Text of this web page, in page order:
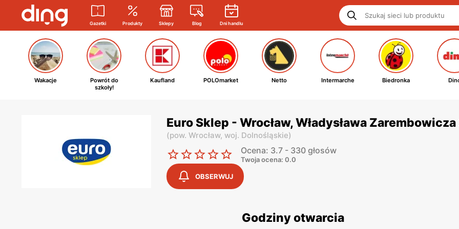
Gazetki Produkty Sklepy Blog Dni handlu
Wakacje
Powrót do
szkoły!
Kaufland POLOmarket Netto Intermarche Biedronka
Euro Sklep - Wrocław, Władysława
(pow. Wrocław, woj. Dolnośląskie)
Ocena: 3.7 - 330 głosów
Twoja ocena: 0.0
OBSERWUJ
Godziny otwarcia